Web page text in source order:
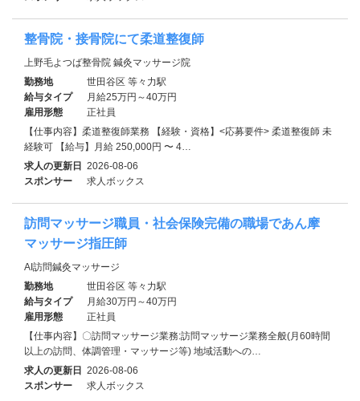
整骨院・接骨院にて柔道整復師
上野毛よつば整骨院 鍼灸マッサージ院
勤務地
世田谷区 等々力駅
給与タイプ
月給25万円～40万円
雇用形態
正社員
【仕事内容】柔道整復師業務 【経験・資格】<応募要件> 柔道整復師 未
経験可 【給与】月給 250,000円 〜 4…
求人の更新日 2026-08-06
スポンサー
求人ボックス
訪問マッサージ職員・社会保険完備の職場であん摩
マッサージ指圧師
AI訪問鍼灸マッサージ
勤務地
世田谷区 等々力駅
給与タイプ
月給30万円～40万円
雇用形態
正社員
【仕事内容】〇訪問マッサージ業務:訪問マッサージ業務全般(月60時間
以上の訪問、体調管理・マッサージ等) 地域活動への…
求人の更新日 2026-08-06
スポンサー
求人ボックス